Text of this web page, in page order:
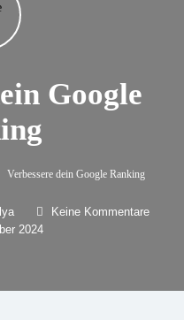
Google
Verbessere dein Google Ranking
Keine Kommentare
2024